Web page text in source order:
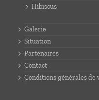
Hibiscus
Galerie
Situation
Partenaires
Contact
Conditions générales de